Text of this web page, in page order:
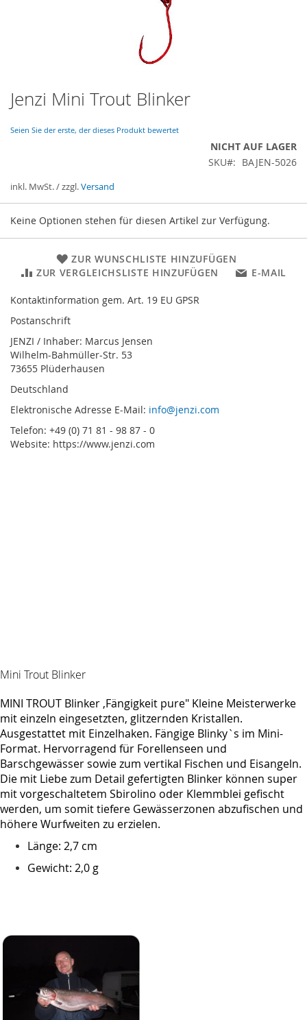
Zum
Anfang
Bildergalerie
Jenzi Mini Trout Blinker
Seien Sie der erste, der dieses Produkt bewertet
NICHT AUF LAGER
SKU
BAJEN-5026
inkl. MwSt. / zzgl.Versand
Produkte
-
Keine Optionen stehen für diesen Artikel zur Verfügung.
ZUR WUNSCHLISTE HINZUFÜGEN
ZUR VERGLEICHSLISTE HINZUFÜGEN
E-MAIL
Kontaktinformation gem. Art. 19 EU GPSR
Postanschrift
JENZI / Inhaber: Marcus Jensen
Wilhelm-Bahmüller-Str. 53
73655 Plüderhausen
Deutschland
Elektronische Adresse E-Mail: info@jenzi.com
Telefon: +49 (0) 71 81 - 98 87 - 0
Website: https://www.jenzi.com
Mini Trout Blinker
MINI TROUT Blinker ,Fängigkeit pure" Kleine Meisterwerke
mit einzeln eingesetzten, glitzernden Kristallen.
Ausgestattet mit Einzelhaken. Fängige Blinky`s im Mini-
Format. Hervorragend für Forellenseen und
Barschgewässer sowie zum vertikal Fischen und Eisangeln.
Die mit Liebe zum Detail gefertigten Blinker können super
mit vorgeschaltetem Sbirolino oder Klemmblei gefischt
werden, um somit tiefere Gewässerzonen abzufischen und
höhere Wurfweiten zu erzielen.
Länge: 2,7 cm
Gewicht: 2,0 g